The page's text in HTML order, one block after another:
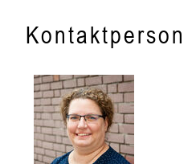
Kontaktperson